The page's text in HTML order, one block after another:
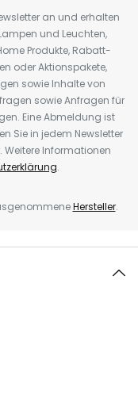
an und erhalten
und Leuchten,
Produkte, Rabatt-
oder Aktionspakete,
sowie Inhalte von
sowie Anfragen für
Eine Abmeldung ist
Sie in jedem Newsletter
. Weitere Informationen
.
Hersteller.